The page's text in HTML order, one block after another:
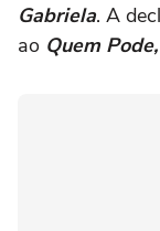
Gabriela. A
ao Quem